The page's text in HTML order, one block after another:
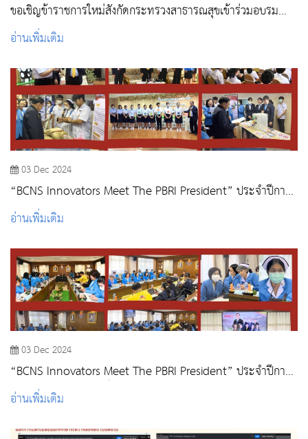
ขอเชิญข้าราชการใหม่สังกัดกระทรวงสาธารณสุขเข้าร่วมอบรม
โครงการปฐมนิเทศข้าราชการใหม่ “หลักสูตรต้นกล้า
ข้าราชการ” รุ่นที่ 2 /2568
อ่านเพิ่มเติม
03 Dec 2024
“BCNS Innovators Meet The PBRI President” ประจำปีการ
ศึกษา 2567 : นักศึกษา
อ่านเพิ่มเติม
03 Dec 2024
“BCNS Innovators Meet The PBRI President” ประจำปีการ
ศึกษา 2567 : อาจารย์และบุคลากรสายสนับสนุน
อ่านเพิ่มเติม